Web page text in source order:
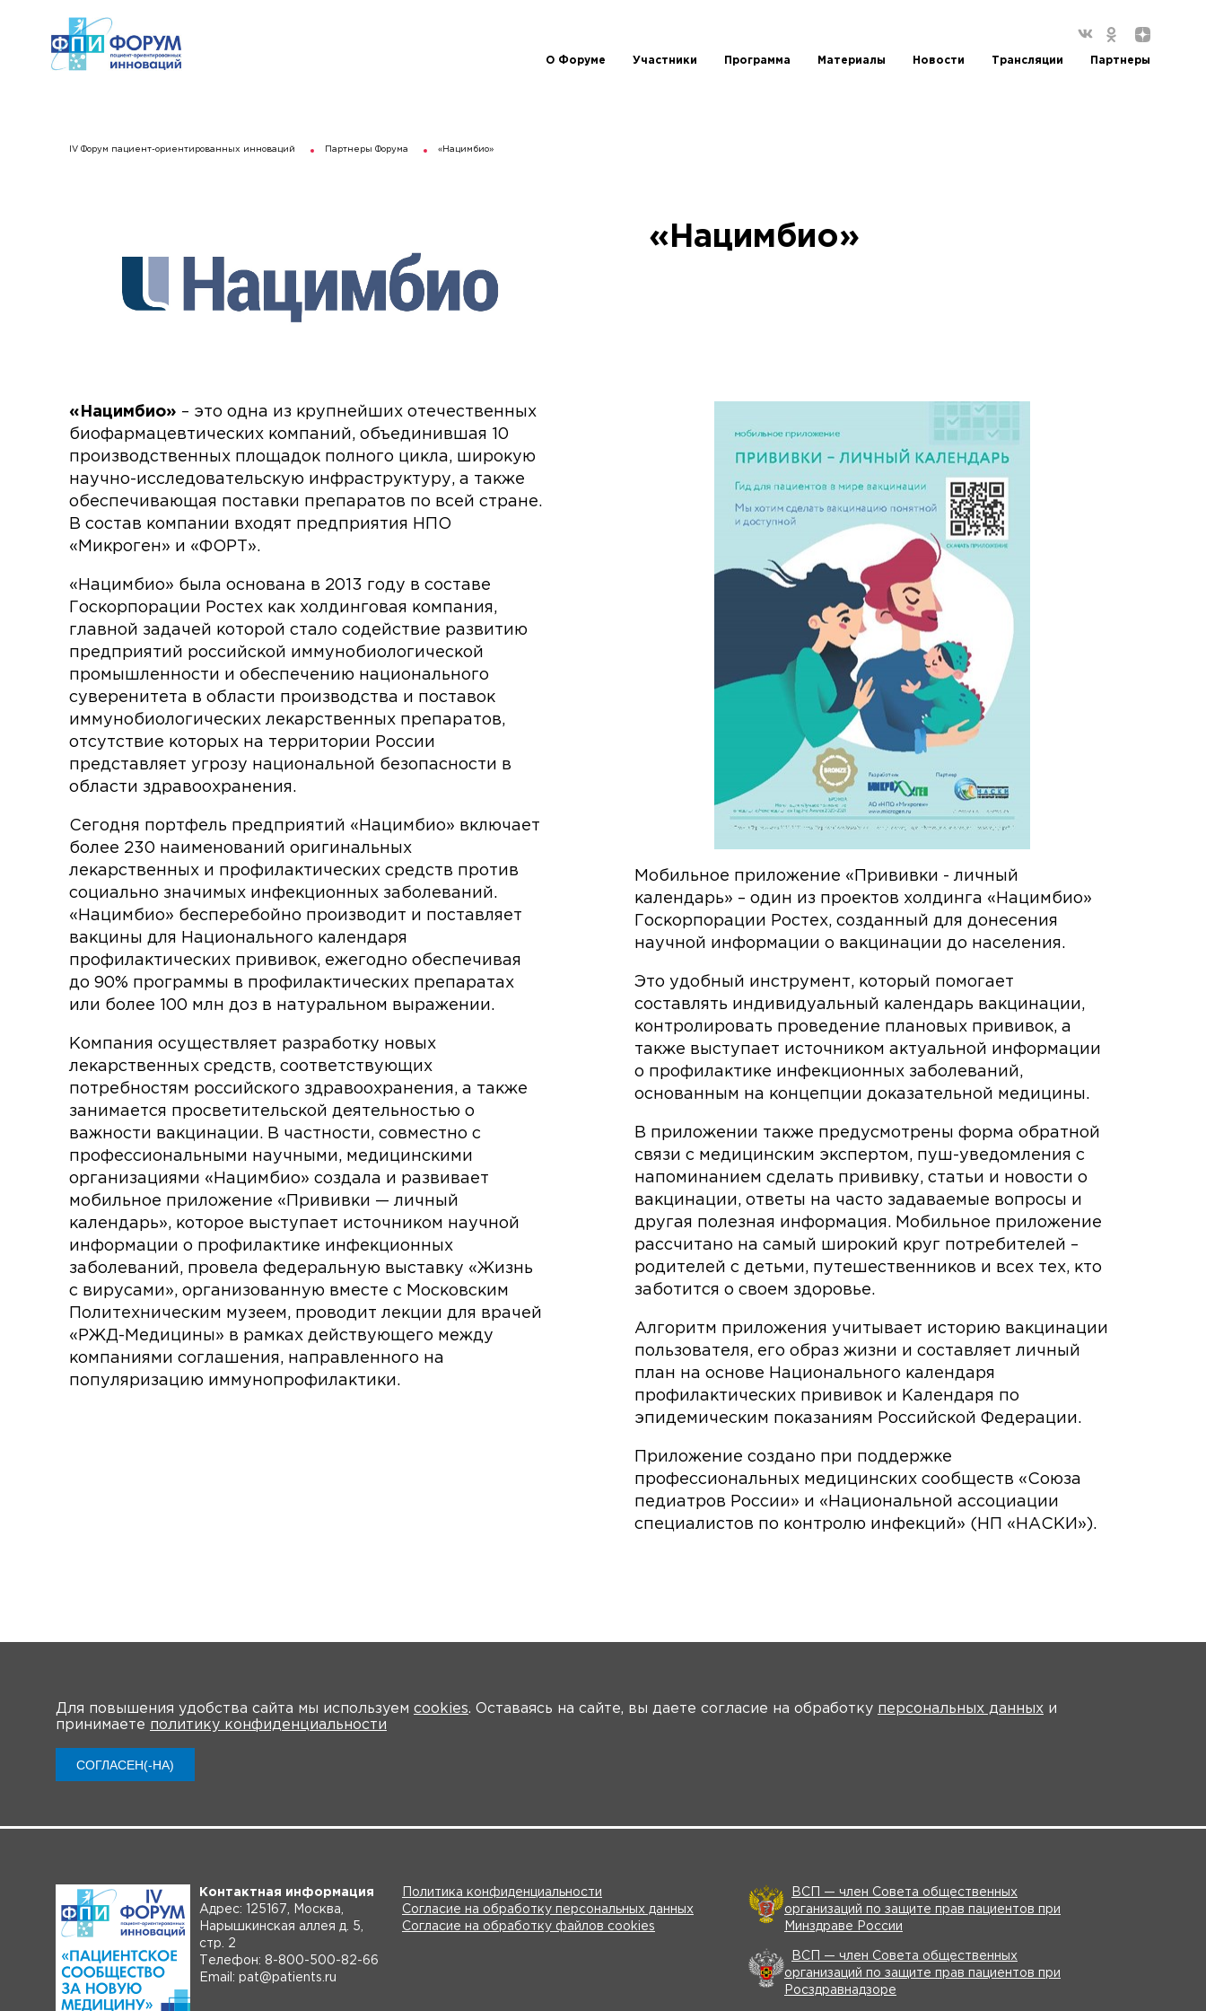
О Форуме Участники Программа Материалы Новости Трансляции Партнеры
IV Форум пациент-ориентированных инноваций Партнеры Форума «Нацимбио»
«Нацимбио»
«Нацимбио» – это одна из крупнейших отечественных
биофармацевтических компаний, объединившая 10
производственных площадок полного цикла, широкую
научно-исследовательскую инфраструктуру, а также
обеспечивающая поставки препаратов по всей стране.
В состав компании входят предприятия НПО
«Микроген» и «ФОРТ».
«Нацимбио» была основана в 2013 году в составе
Госкорпорации Ростех как холдинговая компания,
главной задачей которой стало содействие развитию
предприятий российской иммунобиологической
промышленности и обеспечению национального
суверенитета в области производства и поставок
иммунобиологических лекарственных препаратов,
отсутствие которых на территории России
представляет угрозу национальной безопасности в
области здравоохранения.
Сегодня портфель предприятий «Нацимбио» включает
более 230 наименований оригинальных
лекарственных и профилактических средств против
социально значимых инфекционных заболеваний.
«Нацимбио» бесперебойно производит и поставляет
вакцины для Национального календаря
профилактических прививок, ежегодно обеспечивая
до 90% программы в профилактических препаратах
или более 100 млн доз в натуральном выражении.
Компания осуществляет разработку новых
лекарственных средств, соответствующих
потребностям российского здравоохранения, а также
занимается просветительской деятельностью о
важности вакцинации. В частности, совместно с
профессиональными научными, медицинскими
организациями «Нацимбио» создала и развивает
мобильное приложение «Прививки — личный
календарь», которое выступает источником научной
информации о профилактике инфекционных
заболеваний, провела федеральную выставку «Жизнь
с вирусами», организованную вместе с Московским
Политехническим музеем, проводит лекции для врачей
«РЖД-Медицины» в рамках действующего между
компаниями соглашения, направленного на
популяризацию иммунопрофилактики.
Мобильное приложение «Прививки - личный
календарь» – один из проектов холдинга «Нацимбио»
Госкорпорации Ростех, созданный для донесения
научной информации о вакцинации до населения.
Это удобный инструмент, который помогает
составлять индивидуальный календарь вакцинации,
контролировать проведение плановых прививок, а
также выступает источником актуальной информации
о профилактике инфекционных заболеваний,
основанным на концепции доказательной медицины.
В приложении также предусмотрены форма обратной
связи с медицинским экспертом, пуш-уведомления с
напоминанием сделать прививку, статьи и новости о
вакцинации, ответы на часто задаваемые вопросы и
другая полезная информация. Мобильное приложение
рассчитано на самый широкий круг потребителей –
родителей с детьми, путешественников и всех тех, кто
заботится о своем здоровье.
Алгоритм приложения учитывает историю вакцинации
пользователя, его образ жизни и составляет личный
план на основе Национального календаря
профилактических прививок и Календаря по
эпидемическим показаниям Российской Федерации.
Приложение создано при поддержке
профессиональных медицинских сообществ «Союза
педиатров России» и «Национальной ассоциации
специалистов по контролю инфекций» (НП «НАСКИ»).
Для повышения удобства сайта мы используем cookies. Оставаясь на сайте, вы даете согласие на обработку персональных данных и
принимаете политику конфиденциальности
СОГЛАСЕН(-НА)
Контактная информация
Адрес: 125167, Москва,
Нарышкинская аллея д. 5,
стр. 2
Телефон: 8-800-500-82-66
Email: pat@patients.ru
Политика конфиденциальности
Согласие на обработку персональных данных
Согласие на обработку файлов cookies
ВСП — член Совета общественных
организаций по защите прав пациентов при
Минздраве России
ВСП — член Совета общественных
организаций по защите прав пациентов при
Росздравнадзоре